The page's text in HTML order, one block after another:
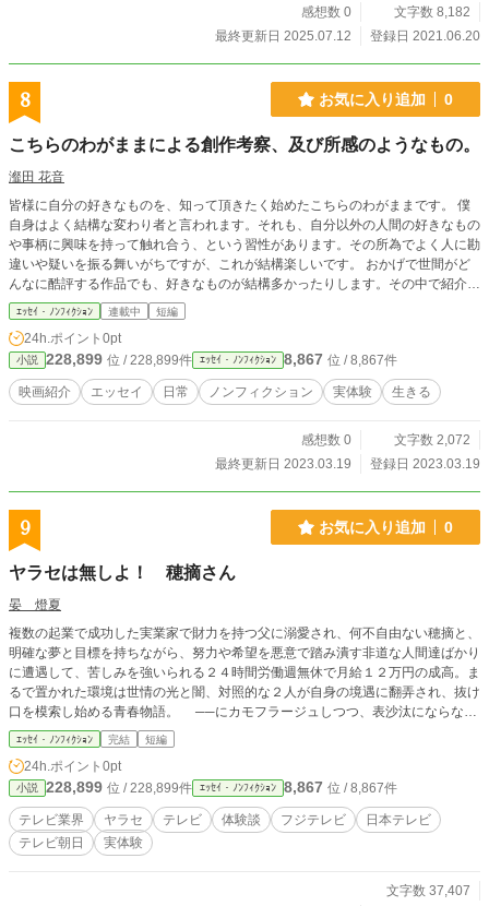
感想数 0
文字数 8,182
最終更新日 2025.07.12
登録日 2021.06.20
8 お気に入り追加 0
こちらのわがままによる創作考察、及び所感のようなもの。
瀣田 花音
皆様に自分の好きなものを、知って頂きたく始めたこちらのわがままです。 僕
自身はよく結構な変わり者と言われます。それも、自分以外の人間の好きなもの
や事柄に興味を持って触れ合う、という習性があります。その所為でよく人に勘
違いや疑いを振る舞いがちですが、これが結構楽しいです。 おかげで世間がど
んなに酷評する作品でも、好きなものが結構多かったりします。その中で紹介し
たいものの見方や触れ合い方について語っていきたい所存です。 お付き合いし
て頂け方がいらっしゃれば、こちらとして嬉しい事この上ないですが、ネタバレ
も普通にしますので、ご容赦くださいませ。
ｴｯｾｲ・ﾉﾝﾌｨｸｼｮﾝ 連載中 短編
24h.ポイント 0pt
小説 228,899 位 / 228,899件 ｴｯｾｲ・ﾉﾝﾌｨｸｼｮﾝ 8,867 位 / 8,867件
映画紹介 エッセイ 日常 ノンフィクション 実体験 生きる
感想数 0
文字数 2,072
最終更新日 2023.03.19
登録日 2023.03.19
9 お気に入り追加 0
ヤラセは無しよ！ 穂摘さん
晏 燈夏
複数の起業で成功した実業家で財力を持つ父に溺愛され、何不自由ない穂摘と、
明確な夢と目標を持ちながら、努力や希望を悪意で踏み潰す非道な人間達ばかり
に遭遇して、苦しみを強いられる２４時間労働週無休で月給１２万円の成高。ま
るで置かれた環境は世情の光と闇、対照的な２人が自身の境遇に翻弄され、抜け
口を模索し始める青春物語。 ──にカモフラージュしつつ、表沙汰にならなけ
れば、どんな悪い事をしても許される治外法権（テレビ業界）でヤラセを強いら
れ続けた実体験の暴露話である。
ｴｯｾｲ・ﾉﾝﾌｨｸｼｮﾝ 完結 短編
24h.ポイント 0pt
小説 228,899 位 / 228,899件 ｴｯｾｲ・ﾉﾝﾌｨｸｼｮﾝ 8,867 位 / 8,867件
テレビ業界 ヤラセ テレビ 体験談 フジテレビ
日本テレビ
テレビ朝日
実体験
文字数 37,407